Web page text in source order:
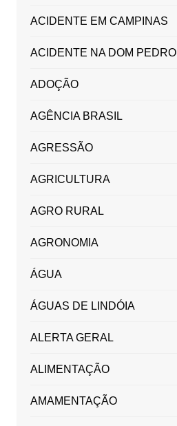
ACIDENTE EM CAMPINAS
ACIDENTE NA DOM PEDRO
ADOÇÃO
AGÊNCIA BRASIL
AGRESSÃO
AGRICULTURA
AGRO RURAL
AGRONOMIA
ÁGUA
ÁGUAS DE LINDÓIA
ALERTA GERAL
ALIMENTAÇÃO
AMAMENTAÇÃO